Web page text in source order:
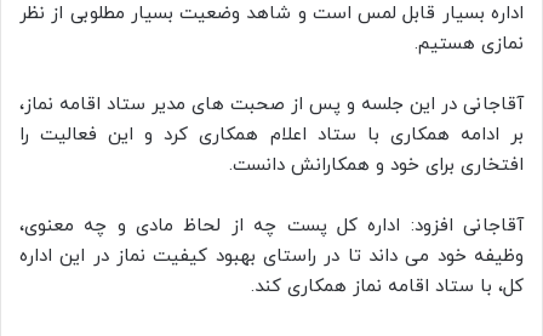
اداره بسیار قابل لمس است و شاهد وضعیت بسیار مطلوبی از نظر
نمازی هستیم.
آقاجانی در این جلسه و پس از صحبت های مدیر ستاد اقامه نماز،
بر ادامه همکاری با ستاد اعلام همکاری کرد و این فعالیت را
افتخاری برای خود و همکارانش دانست.
آقاجانی افزود: اداره کل پست چه از لحاظ مادی و چه معنوی،
وظیفه خود می داند تا در راستای بهبود کیفیت نماز در این اداره
کل، با ستاد اقامه نماز همکاری کند.